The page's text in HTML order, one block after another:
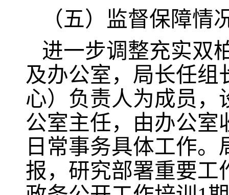
（五）监督保障情
进一步调整充实双
及办公室，局长任组
心）负责人为成员，
公室主任，由办公室
日常事务具体工作
报，研究部署重要工